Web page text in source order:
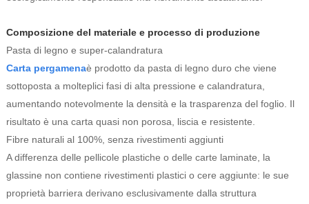
Composizione del materiale e processo di produzione
Pasta di legno e super-calandratura
Carta pergamenaè prodotto da pasta di legno duro che viene
sottoposta a molteplici fasi di alta pressione e calandratura,
aumentando notevolmente la densità e la trasparenza del foglio. Il
risultato è una carta quasi non porosa, liscia e resistente.
Fibre naturali al 100%, senza rivestimenti aggiunti
A differenza delle pellicole plastiche o delle carte laminate, la
glassine non contiene rivestimenti plastici o cere aggiunte: le sue
proprietà barriera derivano esclusivamente dalla struttura